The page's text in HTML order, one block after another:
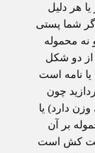
هر دليل
شما پستی
نه محموله
از دو شکل
نامه است
چون
وزن دارد) يا
بر آن
کش است